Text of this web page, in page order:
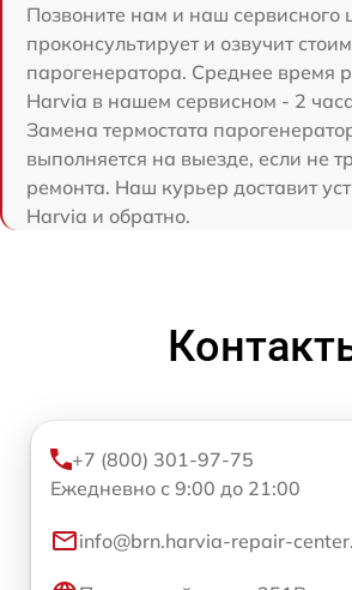
Позвоните нам и наш сервисного
проконсультирует и озвучит
парогенератора. Среднее время
Harvia в нашем сервисном - 2
Замена термостата
выполняется на выезде, если не
ремонта. Наш курьер доставит
Harvia и обратно.
+7 (800) 301-97-75
Ежедневно с 9:00 до 21:00
info@brn.harvia-repair-